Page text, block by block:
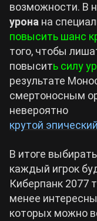
возможности. В
урона на
повысить шанс
того, чтобы
повысить силу
результате
смертоносным
невероятно
крутой
В итоге
каждый игрок
Киберпанк 2077
менее
которых можно